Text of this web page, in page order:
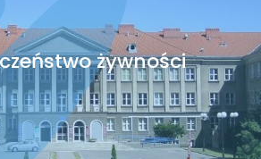
żywności